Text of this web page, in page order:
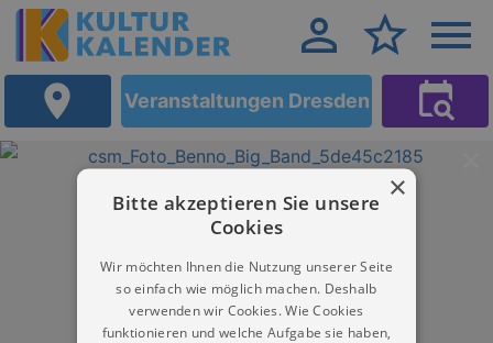
Veranstaltungen Dresden
×
Bitte akzeptieren Sie unsere
Cookies
Wir möchten Ihnen die Nutzung unserer Seite
so einfach wie möglich machen. Deshalb
verwenden wir Cookies. Wie Cookies
funktionieren und welche Aufgabe sie haben,